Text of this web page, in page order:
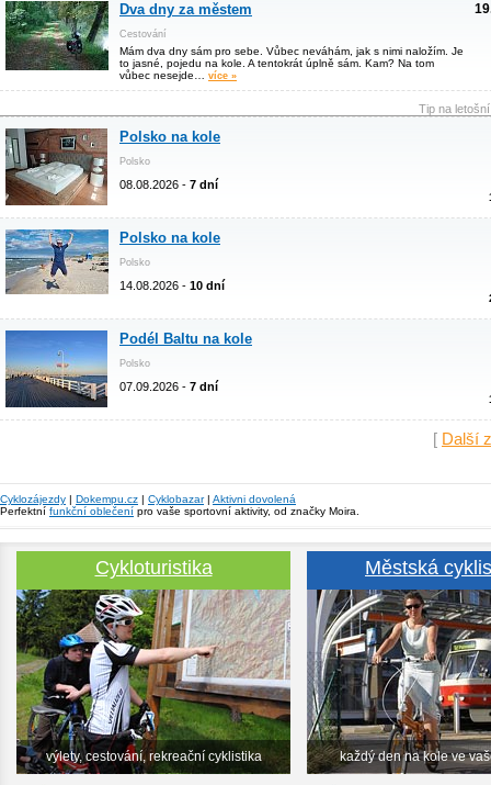
Dva dny za městem
Cestování
Mám dva dny sám pro sebe. Vůbec neváhám, jak s nimi naložím. Je
to jasné, pojedu na kole. A tentokrát úplně sám. Kam? Na tom
vůbec nesejde… více »
Tip na
Polsko na kole
Polsko
08.08.2026 - 7 dní
Polsko na kole
Polsko
14.08.2026 - 10 dní
Podél Baltu na kole
Polsko
07.09.2026 - 7 dní
[ Další
Cyklozájezdy | Dokempu.cz | Cyklobazar| Aktivni dovolená
Perfektní funkční oblečení pro vaše sportovní aktivity, od značky Moira.
Cykloturistika
výlety, cestování, rekreační cyklistika
Městská
každý den na kole ve